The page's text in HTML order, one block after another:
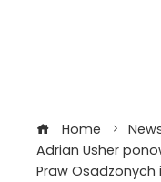
Home
Adrian Usher
Praw Osadzonych